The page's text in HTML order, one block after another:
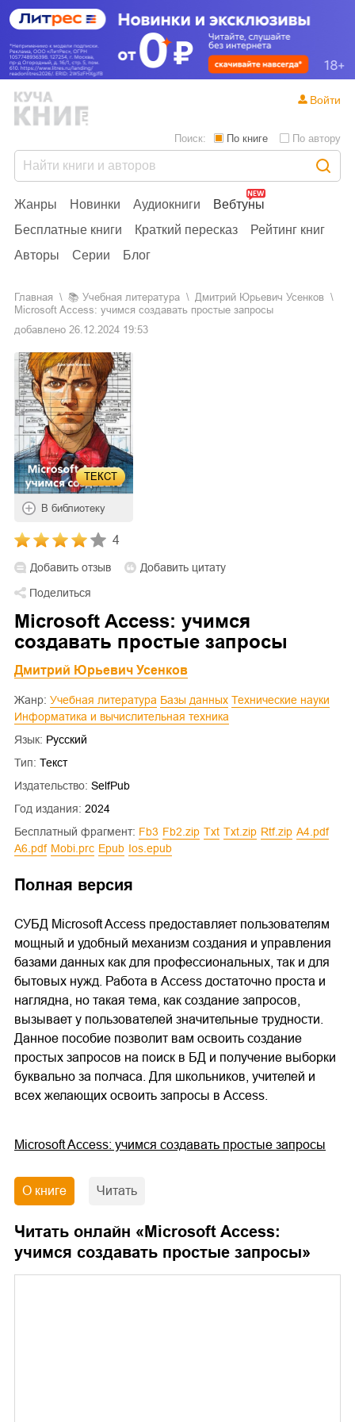
Жанры Новинки Аудиокниги
Вебтуны
Бесплатные книги
Краткий пересказ
Рейтинг книг
Авторы
Серии Блог
Поиск: По книге По автору
Войти
Главная 📚 учебная литература
Дмитрий Юрьевич Усенков
Microsoft Access: учимся создавать простые запросы
добавлено 26.12.2024 19:53
ТЕКСТ
В библиотеку
4
Добавить отзыв
Добавить цитату
Поделиться
Microsoft Access: учимся
создавать простые запросы
Дмитрий Юрьевич Усенков
Жанр: Учебная литература Базы данных
Технические науки
Информатика и вычислительная техника
Язык: Русский
Тип: Текст
Издательство: SelfPub
Год издания: 2024
Бесплатный фрагмент:
fb3 fb2.zip txt txt.zip rtf.zip
a4.pdf
a6.pdf
mobi.prc epub ios.epub
Полная версия
СУБД Microsoft Access предоставляет пользователям
мощный и удобный механизм создания и управления
базами данных как для профессиональных, так и для
бытовых нужд. Работа в Access достаточно проста и
наглядна, но такая тема, как создание запросов,
вызывает у пользователей значительные трудности.
Данное пособие позволит вам освоить создание
простых запросов на поиск в БД и получение выборки
буквально за полчаса. Для школьников, учителей и
всех желающих освоить запросы в Access.
Microsoft Access: учимся создавать простые запросы
О книге Читать
Читать онлайн « Microsoft Access:
учимся создавать простые запросы»